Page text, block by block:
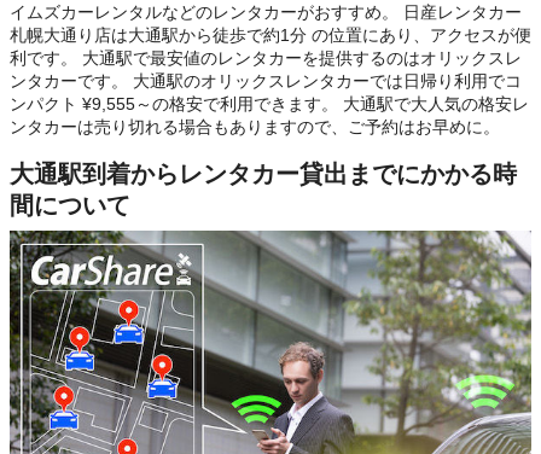
イムズカーレンタルなどのレンタカーがおすすめ。 日産レンタカー
札幌大通り店は大通駅から徒歩で約1分 の位置にあり、アクセスが便
利です。 大通駅で最安値のレンタカーを提供するのはオリックスレ
ンタカーです。 大通駅のオリックスレンタカーでは日帰り利用でコ
ンパクト ¥9,555～の格安で利用できます。 大通駅で大人気の格安レ
ンタカーは売り切れる場合もありますので、ご予約はお早めに。
大通駅到着からレンタカー貸出までにかかる時
間について